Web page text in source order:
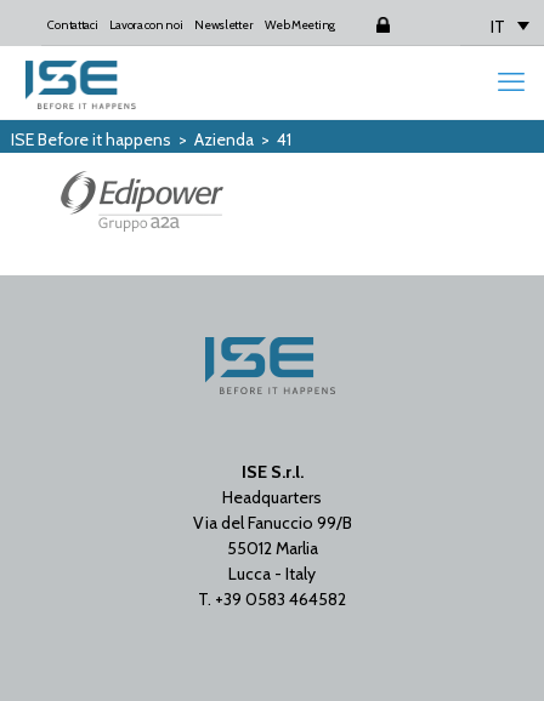
Contattaci Lavora con noi Newsletter Web Meeting IT
ISE Before it happens > Azienda> 41
ISE S.r.l.
Headquarters
Via del Fanuccio 99/B
55012 Marlia
Lucca - Italy
T. +39 0583 464582